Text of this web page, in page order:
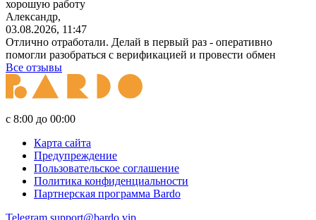
хорошую работу
Александр,
03.08.2026, 11:47
Отлично отработали. Делай в первый раз - оперативно
помогли разобраться с верификацией и провести обмен
Все отзывы
с 8:00 до 00:00
Карта сайта
Предупреждение
Пользовательское соглашение
Политика конфиденциальности
Партнерская программа Bardo
Telegram support@bardo.vip